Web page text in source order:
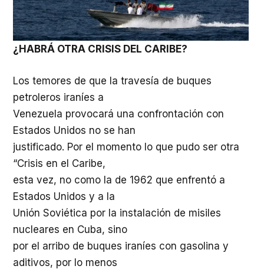
¿HABRÁ OTRA CRISIS DEL CARIBE?
Los temores de que la travesía de buques
petroleros iraníes a
Venezuela provocará una confrontación con
Estados Unidos no se han
justificado. Por el momento lo que pudo ser otra
“Crisis en el Caribe,
esta vez, no como la de 1962 que enfrentó a
Estados Unidos y a la
Unión Soviética por la instalación de misiles
nucleares en Cuba, sino
por el arribo de buques iraníes con gasolina y
aditivos, por lo menos